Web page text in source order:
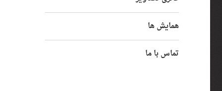
همایش ها
تماس با ما